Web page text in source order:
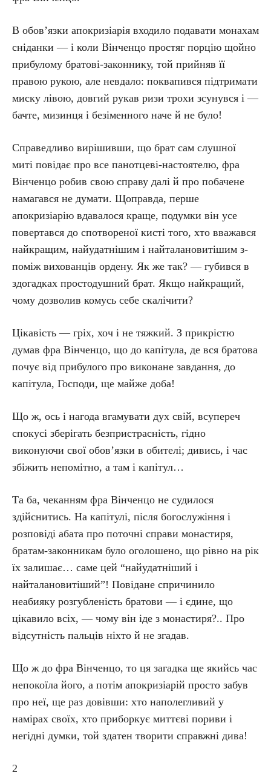
В обов’язки апокризіарія входило подавати монахам
сніданки — і коли Вінченцо простяг порцію щойно
прибулому братові-законнику, той прийняв її
правою рукою, але невдало: поквапився підтримати
миску лівою, довгий рукав ризи трохи зсунувся і —
бачте, мизинця і безіменного наче й не було!
Справедливо вирішивши, що брат сам слушної
миті повідає про все панотцеві-настоятелю, фра
Вінченцо робив свою справу далі й про побачене
намагався не думати. Щоправда, перше
апокризіарію вдавалося краще, подумки він усе
повертався до спотвореної кисті того, хто вважався
найкращим, найудатнішим і найталановитішим з-
поміж вихованців ордену. Як же так? — губився в
здогадках простодушний брат. Якщо найкращий,
чому дозволив комусь себе скалічити?
Цікавість — гріх, хоч і не тяжкий. З прикрістю
думав фра Вінченцо, що до капітула, де вся братова
почує від прибулого про виконане завдання, до
капітула, Господи, ще майже доба!
Що ж, ось і нагода вгамувати дух свій, всупереч
спокусі зберігать безпристрасність, гідно
виконуючи свої обов’язки в обителі; дивись, і час
збіжить непомітно, а там і капітул…
Та ба, чеканням фра Вінченцо не судилося
здійснитись. На капітулі, після богослужіння і
розповіді абата про поточні справи монастиря,
братам-законникам було оголошено, що рівно на рік
їх залишає… саме цей “найудатніший і
найталановитіший”! Повідане спричинило
неабияку розгубленість братови — і єдине, що
цікавило всіх, — чому він іде з монастиря?.. Про
відсутність пальців ніхто й не згадав.
Що ж до фра Вінченцо, то ця загадка ще якийсь час
непокоїла його, а потім апокризіарій просто забув
про неї, ще раз довівши: хто наполегливий у
намірах своїх, хто приборкує миттєві пориви і
негідні думки, той здатен творити справжні дива!
2